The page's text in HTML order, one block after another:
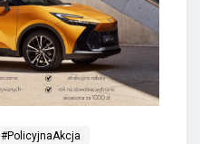
#PolicyjnaAkcja